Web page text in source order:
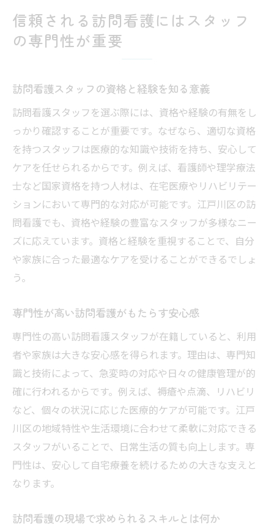
は
スタッフ同士の情報共有が安心につながる
訪問看護におけるチームケアの具体的な事
例
医師や福祉職と連携する訪問看護の強み
連携力を活かす訪問看護スタッフの役割
納得できる訪問看護選びに必要なポイントまと
め
訪問看護選びで大切な基準を振り返る
信頼できる訪問看護スタッフの特徴とは
納得できる訪問看護の選び方を実践しよう
安心して任せられる訪問看護のポイント解
訪問看護で充実した自宅療養を実現するた
めに
信頼される訪問看護にはスタッフ
の専門性が重要
訪問看護スタッフの資格と経験を知る意義
訪問看護スタッフを選ぶ際には、資格や経験の有無をし
っかり確認することが重要です。なぜなら、適切な資格
を持つスタッフは医療的な知識や技術を持ち、安心して
ケアを任せられるからです。例えば、看護師や理学療法
士など国家資格を持つ人材は、在宅医療やリハビリテー
ションにおいて専門的な対応が可能です。江戸川区の訪
問看護でも、資格や経験の豊富なスタッフが多様なニー
ズに応えています。資格と経験を重視することで、自分
や家族に合った最適なケアを受けることができるでしょ
う。
専門性が高い訪問看護がもたらす安心感
専門性の高い訪問看護スタッフが在籍していると、利用
者や家族は大きな安心感を得られます。理由は、専門知
識と技術によって、急変時の対応や日々の健康管理が的
確に行われるからです。例えば、褥瘡や点滴、リハビリ
など、個々の状況に応じた医療的ケアが可能です。江戸
川区の地域特性や生活環境に合わせて柔軟に対応できる
スタッフがいることで、日常生活の質も向上します。専
門性は、安心して自宅療養を続けるための大きな支えと
なります。
訪問看護の現場で求められるスキルとは何か